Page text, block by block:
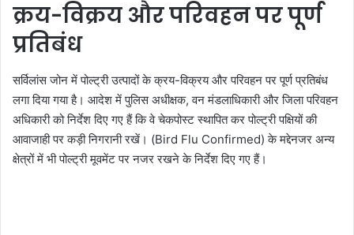
क्रय-विक्रय और परिवहन पर पूर्ण
प्रतिबंध
सर्विलांस जोन में पोल्ट्री उत्पादों के क्रय-विक्रय और परिवहन पर पूर्ण प्रतिबंध
लगा दिया गया है। आदेश में पुलिस अधीक्षक, वन मंडलाधिकारी और जिला परिवहन
अधिकारी को निर्देश दिए गए हैं कि वे चेकपोस्ट स्थापित कर पोल्ट्री पक्षियों की
आवाजाही पर कड़ी निगरानी रखें। (Bird Flu Confirmed) के मद्देनजर अन्य
क्षेत्रों में भी पोल्ट्री मूवमेंट पर नजर रखने के निर्देश दिए गए हैं।